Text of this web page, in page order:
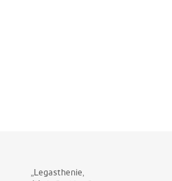
„Legasthenie,